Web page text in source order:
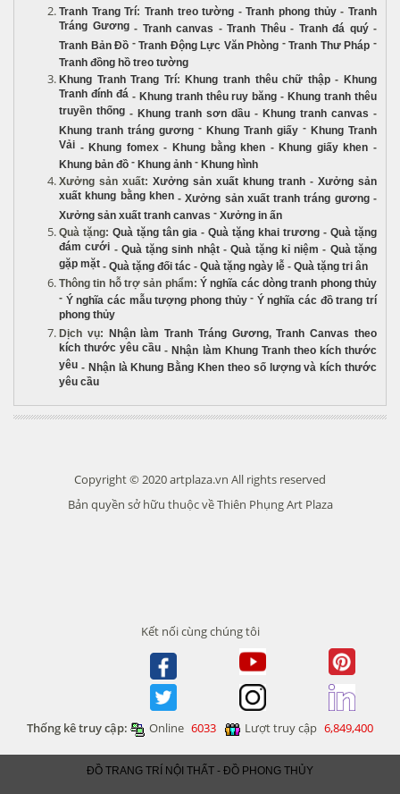
Tranh Trang Trí: Tranh treo tường -Tranh phong thủy-Tranh
Tráng Gương- Tranh canvas - Tranh Thêu- Tranh đá quý-
Tranh Bản Đồ -Tranh Động Lực Văn Phòng -Tranh Thư Pháp -
Tranh đồng hồ treo tường
Khung Tranh Trang Trí: Khung tranh thêu chữ thập- Khung
Tranh đính đá- Khung tranh thêu ruy băng - Khung tranh thêu
truyền thống - Khung tranh sơn dầu - Khung tranh canvas -
Khung tranh tráng gương - Khung Tranh giấy - Khung Tranh
Vải - Khung fomex- Khung bằng khen - Khung giấy khen -
Khung bản đồ - Khung ảnh - Khung hình
Xưởng sản xuất: Xưởng sản xuất khung tranh - Xưởng sản
xuất khung bằng khen-Xưởng sản xuất tranh tráng gương-
Xưởng sản xuất tranh canvas - Xưởng in ấn
Quà tặng: Quà tặng tân gia - Quà tặng khai trương - Quà tặng
đám cưới - Quà tặng sinh nhật-Quà tặng kỉ niệm - Quà tặng
gặp mặt - Quà tặng đối tác - Quà tặng ngày lễ - Quà tặng tri ân
Thông tin hỗ trợ sản phẩm:Ý nghĩa các dòng tranh phong thủy
- Ý nghĩa các mẫu tượng phong thủy- Ý nghĩa các đồ trang trí
phong thủy
Dịch vụ: Nhận làm Tranh Tráng Gương,Tranh Canvas theo
kích thước yêu cầu - Nhận làm Khung Tranh theo kích thước
yêu - Nhận là Khung Bằng Khen theo số lượng và kích thước
yêu cầu
Copyright © 2020 artplaza.vn All rights reserved
Bản quyền sở hữu thuộc về Thiên Phụng Art Plaza
Kết nối cùng chúng tôi
Thống kê truy cập: Online 6033 Lượt truy cập 6,849,400
ĐỒ TRANG TRÍ NỘI THẤT - ĐỒ PHONG THỦY